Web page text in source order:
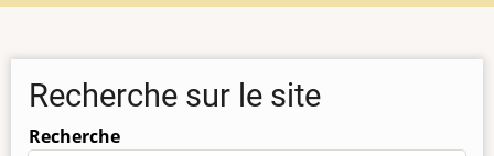
Recherche sur le site
Recherche